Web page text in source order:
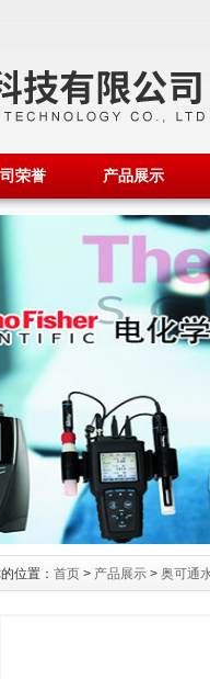
荣誉 产品展示
位置： 首页 > 产品展示 > 奥可通